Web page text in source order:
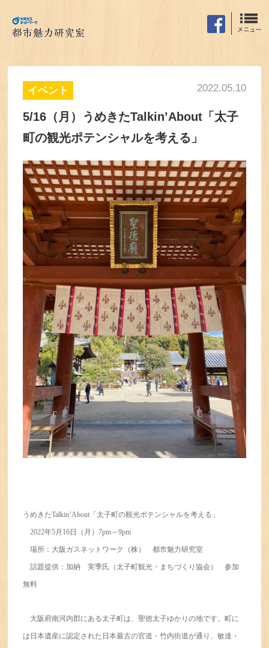
イベント 2022.05.10
5/16（月）うめきたTalkin’About「太子
町の観光ポテンシャルを考える」
うめきたTalkin’About「太子町の観光ポテンシャルを考える」
2022年5月16日（月）7pm～9pm
場所：大阪ガスネットワーク（株） 都市魅力研究室
話題提供：加納 実季氏（太子町観光・まちづくり協会） 参加
無料
大阪府南河内郡にある太子町は、聖徳太子ゆかりの地です。町に
は日本遺産に認定された日本最古の官道・竹内街道が通り、敏達・